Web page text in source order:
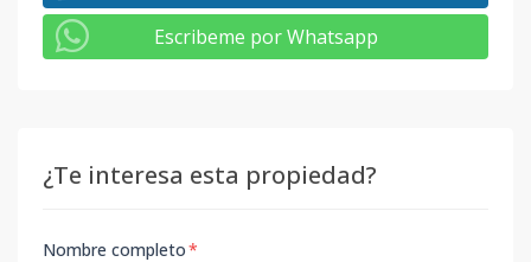
Escribeme por Whatsapp
¿Te interesa esta propiedad?
Nombre completo*